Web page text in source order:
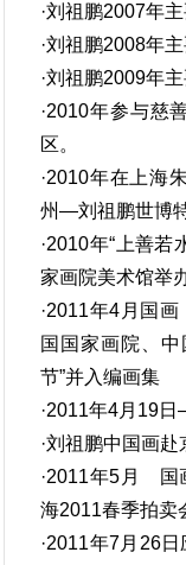
·刘祖鹏2007年
·刘祖鹏2008年
·刘祖鹏2009年
·2010年参与慈
区。
·2010年在上海
州—刘祖鹏世博
·2010年“上善
家画院美术馆举
·2011年4月国
国国家画院、
节”并入编画集
·2011年4月19
·刘祖鹏中国画赴
·2011年5月 国
海2011春季拍卖
·2011年7月26